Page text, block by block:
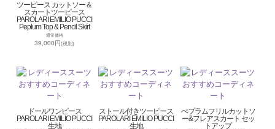
ツーピース カットソー＆
スカートツーピース
PAROLARI EMILIO PUCCI
Peplum Top & Pencil Skirt
通常価格
39,000円(税別)
ドールワンピース
PAROLARI EMILIO PUCCI
生地
ストール付きツーピース
PAROLARI EMILIO PUCCI
生地
ぺプラムフリルカットソ
ー&フレアスカート セッ
トアップ